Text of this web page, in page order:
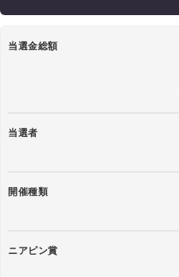
当選金総額
当選者
開催種類
ニアピン賞